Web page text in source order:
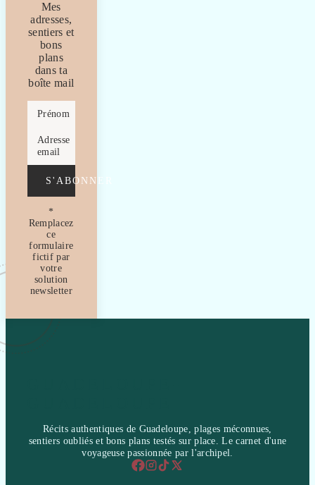
Mes
adresses,
sentiers et
bons
plans
dans ta
boîte mail
Prénom
Adresse
email
S'ABONNER
*
Remplacez
ce
formulaire
fictif par
votre
solution
newsletter
Récits authentiques de Guadeloupe, plages méconnues,
sentiers oubliés et bons plans testés sur place. Le carnet d'une
voyageuse passionnée par l'archipel.